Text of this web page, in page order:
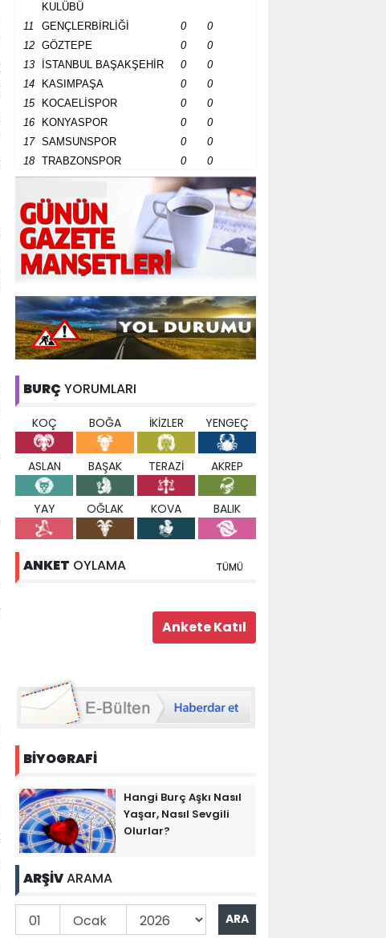
KULÜBÜ
11 GENÇLERBİRLİĞİ 0
0
12
GÖZTEPE 0
0
13
İSTANBUL BAŞAKŞEHİR 0
0
14
KASIMPAŞA 0
0
15
KOCAELİSPOR 0
0
16
KONYASPOR 0
0
17
SAMSUNSPOR 0
0
18
TRABZONSPOR 0 0
BURÇ YORUMLARI
KOÇ BOĞA İKİZLER YENGEÇ
ASLAN BAŞAK TERAZİ AKREP
YAY OĞLAK KOVA BALIK
ANKET OYLAMA TÜMÜ
BİYOGRAFİ
Hangi Burç Aşkı Nasıl
Yaşar, Nasıl Sevgili
Olurlar?
ARŞİVARAMA